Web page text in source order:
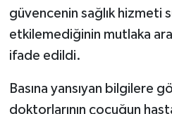
güvencenin sağlık hizmeti
etkilemediğinin mutlaka
ifade edildi.
Basına yansıyan bilgilere
doktorlarının çocuğun
TATLISU
TEKNOLOJİ
TİCARET